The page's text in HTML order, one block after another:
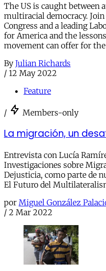
The US is caught between
multiracial democracy.
Congress and a leading
for America and the
movement can offer for
By Julian Richards
/ 12 May 2022
Feature
/ Members-only
La migración, un
Entrevista con Lucía
Investigaciones sobre
Dejusticia, como parte de
El Futuro del
por Miguel González
/ 2 Mar 2022